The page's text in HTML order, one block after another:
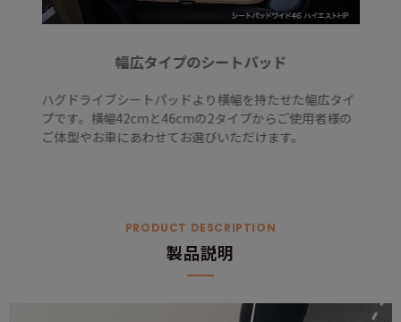
幅広タイプのシートパッド
ハグドライブシートパッドより横幅を持たせた幅広タイ
プです。横幅42cmと46cmの2タイプからご使用者様の
ご体型やお車にあわせてお選びいただけます。
PRODUCT DESCRIPTION
製品説明